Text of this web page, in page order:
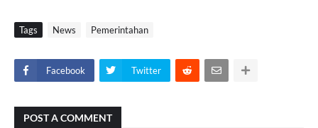
Tags News Pemerintahan
Facebook Twitter
POST A COMMENT